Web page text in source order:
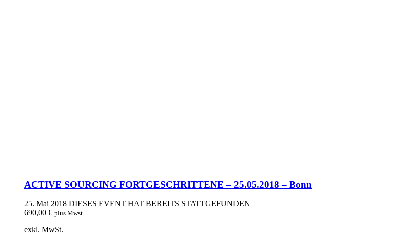
ACTIVE SOURCING FORTGESCHRITTENE – 25.05.2018 – Bonn
25. Mai 2018 DIESES EVENT HAT BEREITS STATTGEFUNDEN
690,00 € plus Mwst.
exkl. MwSt.